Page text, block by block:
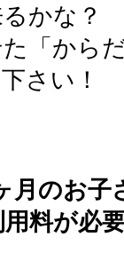
かな？
「から
さい！
月のお子
料が必